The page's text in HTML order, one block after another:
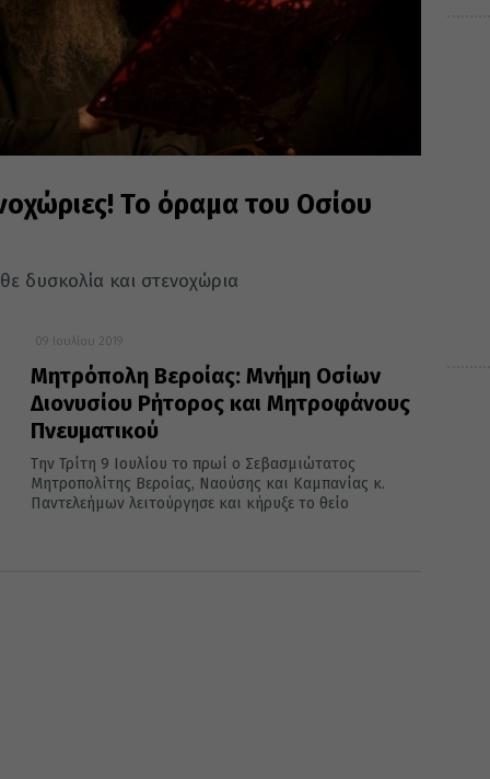
Το όραμα του Οσίου
δυσκολία και στενοχώρια
09 Ιουλίου 2019
Μητρόπολη Βεροίας: Μνήμη Οσίων
Διονυσίου Ρήτορος και Μητροφάνους
Πνευματικού
Την Τρίτη 9 Ιουλίου το πρωί ο Σεβασμιώτατος
Μητροπολίτης Βεροίας, Ναούσης και Καμπανίας κ.
Παντελεήμων λειτούργησε και κήρυξε το θείο